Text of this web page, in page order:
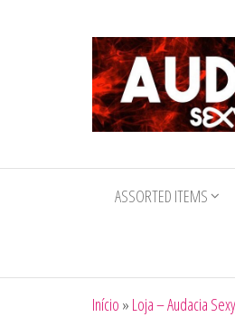
Sexy
Shop
ASSORTED ITEMS
Início » Loja – Audacia